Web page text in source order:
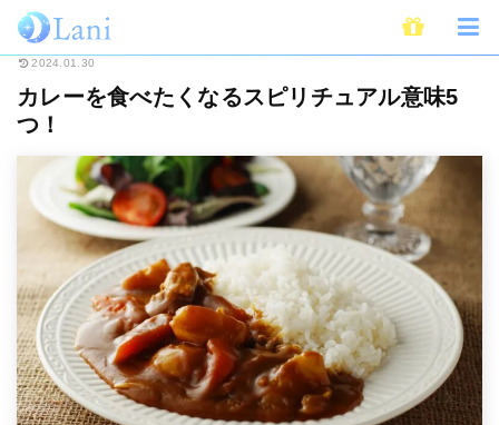
ホーム スピリチュアル カレーを食べたくなるスピリチュアル意味5つ！
2024.01.30
カレーを食べたくなるスピリチュアル意味5
つ！